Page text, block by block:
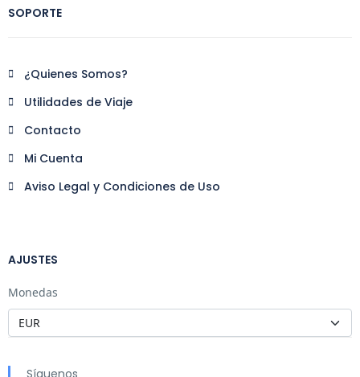
SOPORTE
¿Quienes Somos?
Utilidades de Viaje
Contacto
Mi Cuenta
Aviso Legal y Condiciones de Uso
AJUSTES
Monedas
Síguenos